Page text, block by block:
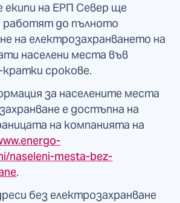
на ЕРП Север ще
до пълното
на електрозахранването на
населени места във
срокове.
за населените места
е достъпна на
на компанията на
naseleni-mesta-bez-
.
без електрозахранване